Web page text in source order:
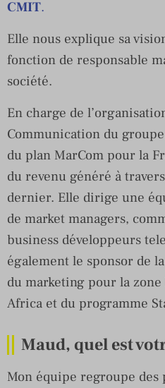
CMIT.
Elle nous explique sa
fonction de responsable
société.
En charge de
Communication du
du plan MarCom pour la
du revenu généré à
dernier. Elle dirige une
de market managers,
business développeurs
également le sponsor de
du marketing pour la
Africa et du programme
Maud, quel est
Mon équipe regroupe des